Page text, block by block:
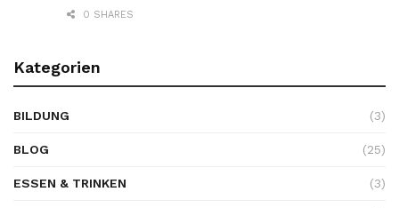
0 SHARES
Kategorien
BILDUNG (3)
BLOG (25)
ESSEN & TRINKEN (3)